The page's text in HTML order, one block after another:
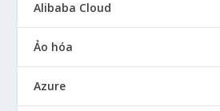
Alibaba Cloud
Ảo hóa
Azure